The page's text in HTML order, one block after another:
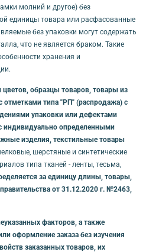
молний и другое) без
единицы товара или расфасованные
без упаковки могут содержать
что не является браком. Такие
хранения и
образцы товаров, товары из
отметками типа "РП" (распродажа) с
упаковки или дефектами
индивидуально определенными
изделия, текстильные товары
шерстяные и синтетические
типа тканей - ленты, тесьма,
за единицу длины, товары,
от 31.12.2020 г. №2463,
факторов, а также
оформление заказа без изучения
заказанных товаров, их